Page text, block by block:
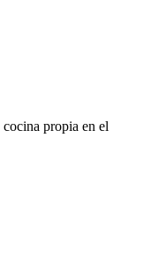
propia en el